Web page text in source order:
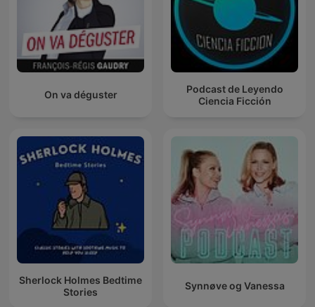
On va déguster
Podcast de Leyendo
Ciencia Ficción
Sherlock Holmes Bedtime
Stories
Synnøve og Vanessa